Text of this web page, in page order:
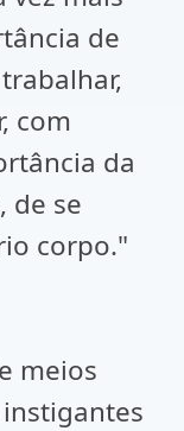
de
com
da
de se
corpo."
meios